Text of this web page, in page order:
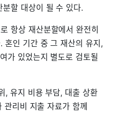
할 대상이 될 수 있다.
항상 재산분할에서 완전히
혼인 기간 중 그 재산의 유지,
가 있었는지 별도로 검토될
, 유지 비용 부담, 대출 상환
리비 지출 자료가 함께